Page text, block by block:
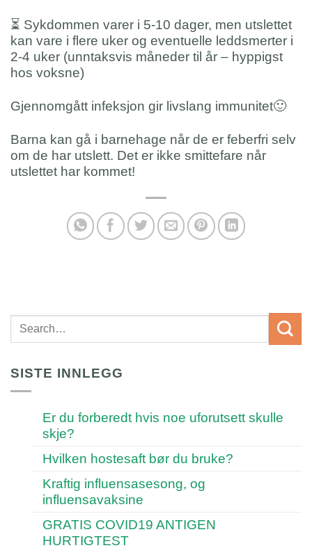
⏳ Sykdommen varer i 5-10 dager, men utslettet
kan vare i flere uker og eventuelle leddsmerter i
2-4 uker (unntaksvis måneder til år – hyppigst
hos voksne)
Gjennomgått infeksjon gir livslang immunitet🙂
Barna kan gå i barnehage når de er feberfri selv
om de har utslett. Det er ikke smittefare når
utslettet har kommet!
SISTE INNLEGG
Er du forberedt hvis noe uforutsett skulle
skje?
Hvilken hostesaft bør du bruke?
Kraftig influensasesong, og
influensavaksine
GRATIS COVID19 ANTIGEN
HURTIGTEST